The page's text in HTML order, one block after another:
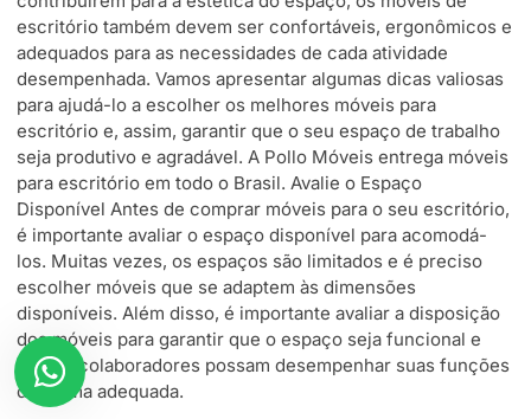
escritório também devem ser confortáveis, ergonômicos e
adequados para as necessidades de cada atividade
desempenhada. Vamos apresentar algumas dicas valiosas
para ajudá-lo a escolher os melhores móveis para
escritório e, assim, garantir que o seu espaço de trabalho
seja produtivo e agradável. A Pollo Móveis entrega móveis
para escritório em todo o Brasil. Avalie o Espaço
Disponível Antes de comprar móveis para o seu escritório,
é importante avaliar o espaço disponível para acomodá-
los. Muitas vezes, os espaços são limitados e é preciso
escolher móveis que se adaptem às dimensões
disponíveis. Além disso, é importante avaliar a disposição
dos móveis para garantir que o espaço seja funcional e
que os colaboradores possam desempenhar suas funções
de forma adequada.